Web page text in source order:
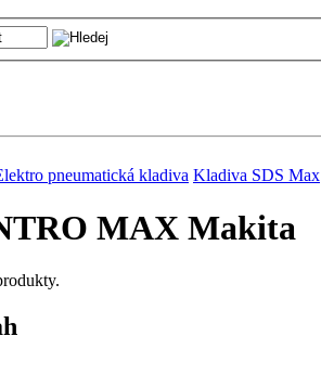
pneumatická kladiva Kladiva SDS Max
MAX Makita